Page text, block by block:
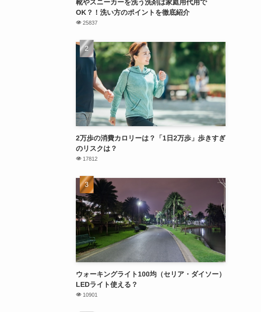
靴やスニーカーを洗う洗剤は家庭用代用で
OK？！洗い方のポイントを徹底紹介
25837
2万歩の消費カロリーは？「1日2万歩」歩きすぎ
のリスクは？
17812
ウォーキングライト100均（セリア・ダイソー）
LEDライト使える？
10901